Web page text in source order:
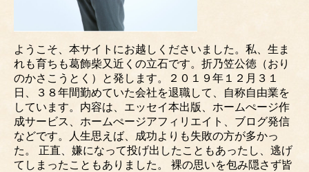
ようこそ、本サイトにお越しくださいました。私、生ま
れも育ちも葛飾柴又近くの立石です。折乃笠公徳（おり
のかさこうとく）と発します。２０１９年１２月３１
日、３８年間勤めていた会社を退職して、自称自由業を
しています。内容は、エッセイ本出版、ホームぺージ作
成サービス、ホームぺージアフィリエイト、ブログ発信
などです。人生思えば、成功よりも失敗の方が多かっ
た。 正直、嫌になって投げ出したこともあったし、逃げ
てしまったこともありました。 裸の思いを包み隠さず皆